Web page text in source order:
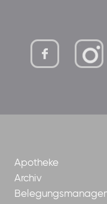
Apotheke
Archiv